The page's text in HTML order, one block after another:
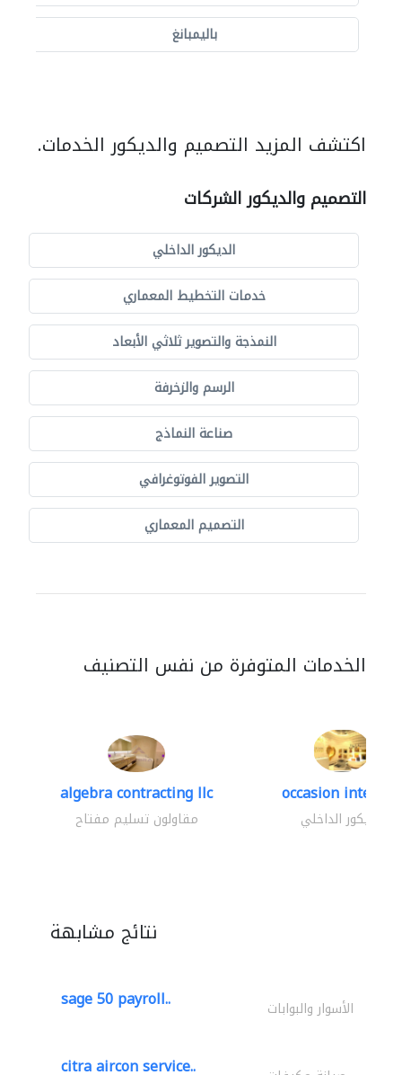
باليمبانغ
اكتشف المزيد التصميم والديكور الخدمات.
التصميم والديكور الشركات
الديكور الداخلي
خدمات التخطيط المعماري
النمذجة والتصوير ثلاثي الأبعاد
الرسم والزخرفة
صناعة النماذج
التصوير الفوتوغرافي
التصميم المعماري
الخدمات المتوفرة من نفس التصنيف
algebra contracting llc
مقاولون تسليم مفتاح
occasion interiors
الديكور الداخلي
نتائج مشابهة
sage 50 payroll.. الأسوار والبوابات
citra aircon service..